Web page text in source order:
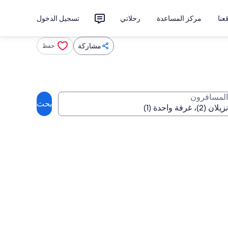
مركز المساعدة رحلاتي تسجيل الدخول
مشاركة حفظ
المسافرون
بحث